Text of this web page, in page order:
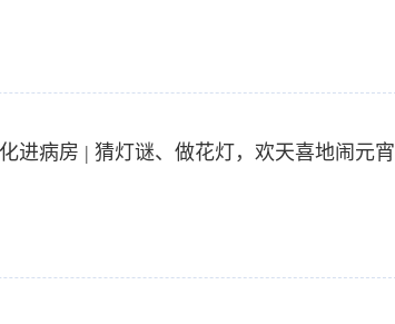
进病房 | 猜灯谜、做花灯，欢天喜地闹元宵